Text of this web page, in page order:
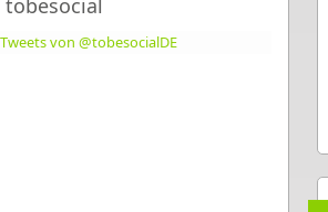
tobesocial
Tweets von @tobesocialDE